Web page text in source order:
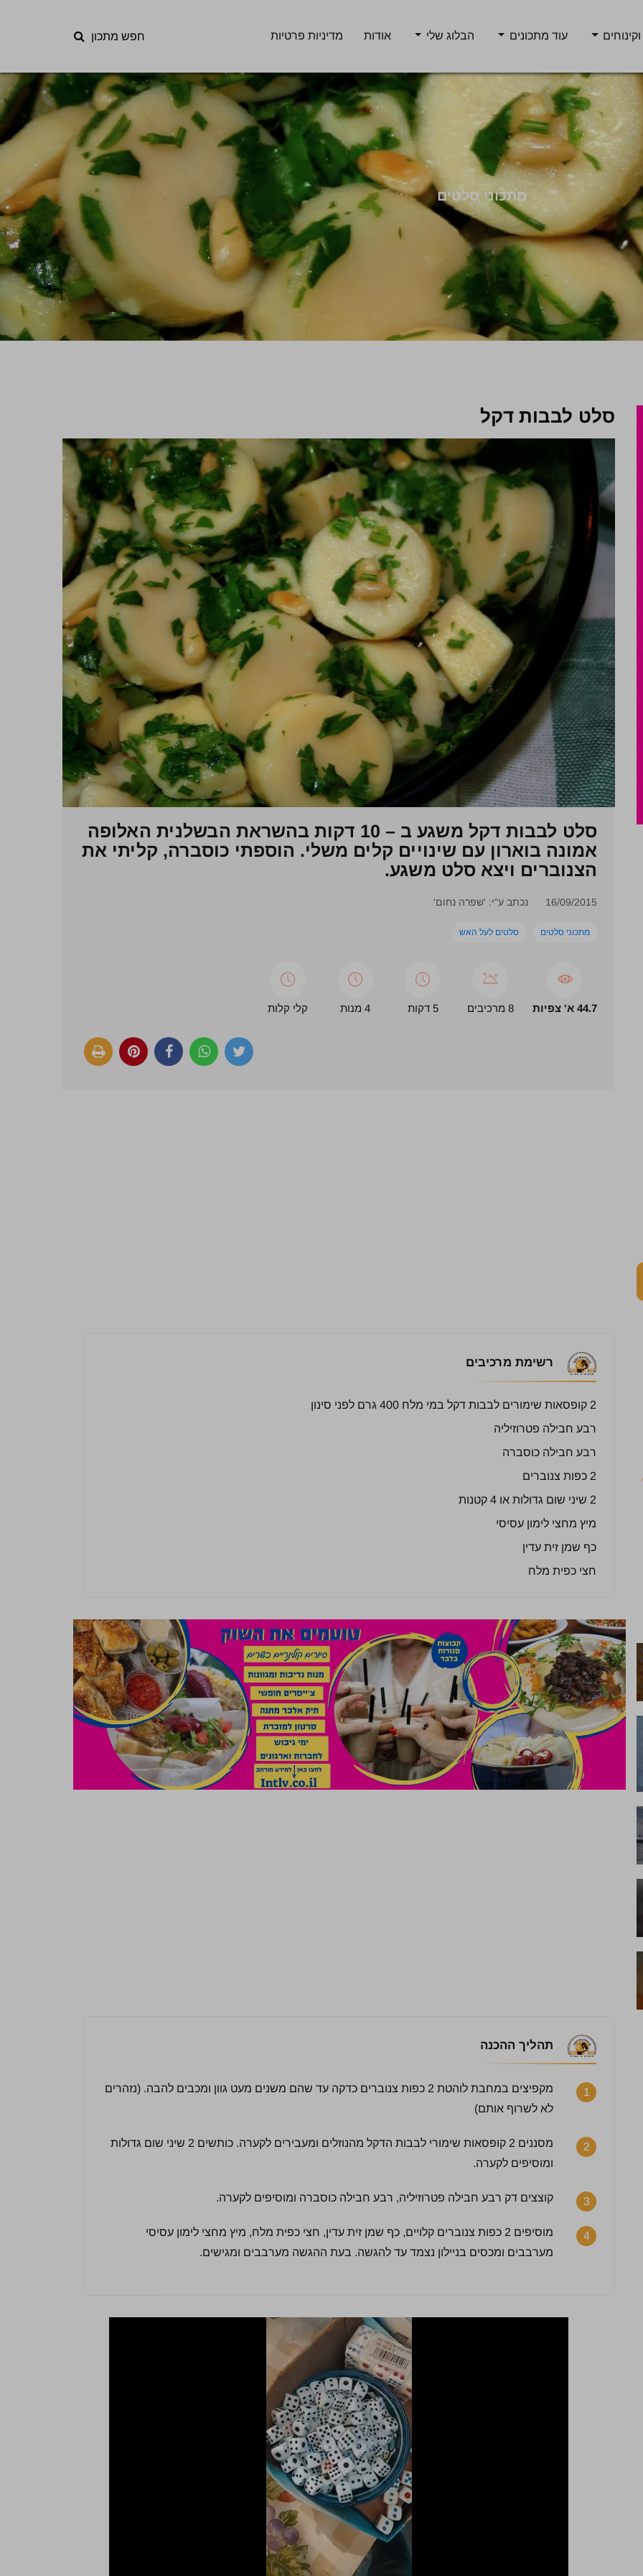
עוד מתכונים הבלוג שלי אודות מדיניות פרטיות חפש מתכון
מתכוני סלטים
סלט לבבות דקל
סלט לבבות דקל
משגע ב – 10 דקות בהשראת הבשלנית האלופה
אמונה בוארון עם שינויים קלים משלי. הוספתי כוסברה, קליתי את
הצנוברים ויצא סלט משגע.
16/09/2015 נכתב ע"י: 'שפרה נחום'
מתכוני סלטים סלטים לעל האש
44.7 א' צפיות 8 מרכיבים 5 דקות 4 מנות קלי קלות
רשימת מרכיבים
2 קופסאות שימורים לבבות דקל במי מלח 400 גרם לפני סינון
רבע חבילה פטרוזיליה
רבע חבילה כוסברה
2 כפות צנוברים
2 שיני שום גדולות או 4 קטנות
מיץ מחצי לימון עסיסי
כף שמן זית עדין
חצי כפית מלח
תהליך ההכנה
1
מקפיצים במחבת לוהטת 2 כפות צנוברים כדקה עד שהם משנים מעט גוון ומכבים להבה. (נזהרים
לא לשרוף אותם)
2
מסננים 2 קופסאות שימורי לבבות הדקל מהנוזלים ומעבירים לקערה. כותשים 2 שיני שום גדולות
ומוסיפים לקערה.
3 קוצצים דק רבע חבילה פטרוזיליה, רבע חבילה כוסברה ומוסיפים לקערה.
4
מוסיפים 2 כפות צנוברים קלויים, כף שמן זית עדין, חצי כפית מלח, מיץ מחצי לימון עסיסי
מערבבים ומכסים בניילון נצמד עד להגשה. בעת ההגשה מערבבים ומגישים.
לחץ כדי לדרג: